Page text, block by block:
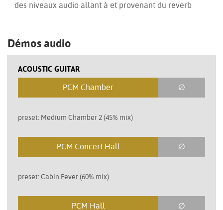
des niveaux audio allant à et provenant du reverb
Démos audio
ACOUSTIC GUITAR
PCM Chamber ∅
preset: Medium Chamber 2 (45% mix)
PCM Concert Hall ∅
preset: Cabin Fever (60% mix)
PCM Hall ∅